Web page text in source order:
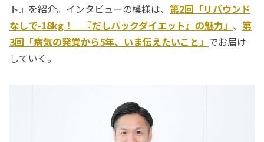
ト』を紹介。インタビューの模様は、 第2回「リバウンド
なしで-18kg！ 『だしパックダイエット』の魅力」 、 第
3回「病気の発覚から5年、いま伝えたいこと」 でお届け
していく。